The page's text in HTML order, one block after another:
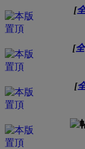
[
[
[